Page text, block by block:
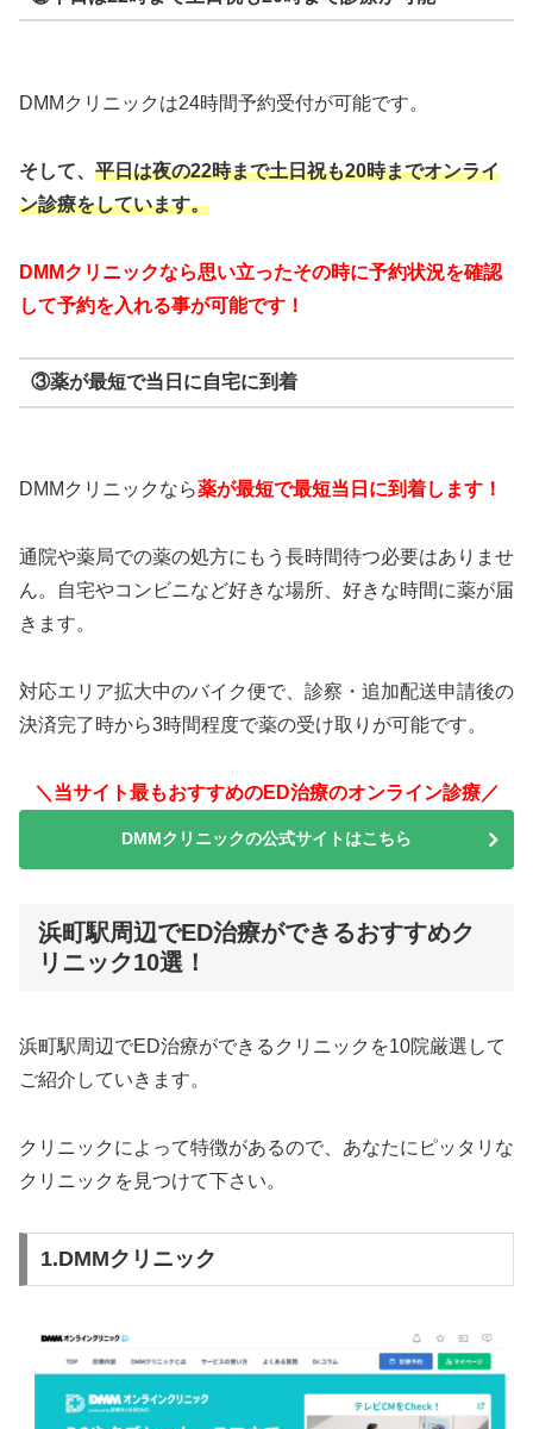
DMMクリニックは24時間予約受付が可能です。
そして、 平日は夜の22時まで土日祝も20時までオンライ
ン診療をしています。
DMMクリニックなら思い立ったその時に予約状況を確認
して予約を入れる事が可能です！
③薬が最短で当日に自宅に到着
DMMクリニックなら薬が最短で最短当日に到着します！
通院や薬局での薬の処方にもう長時間待つ必要はありませ
ん。自宅やコンビニなど好きな場所、好きな時間に薬が届
きます。
対応エリア拡大中のバイク便で、診察・追加配送申請後の
決済完了時から3時間程度で薬の受け取りが可能です。
＼当サイト最もおすすめのED治療のオンライン診療／
DMMクリニックの公式サイトはこちら
浜町駅周辺でED治療ができるおすすめク
リニック10選！
浜町駅周辺でED治療ができるクリニックを10院厳選して
ご紹介していきます。
クリニックによって特徴があるので、あなたにピッタリな
クリニックを見つけて下さい。
1.DMMクリニック